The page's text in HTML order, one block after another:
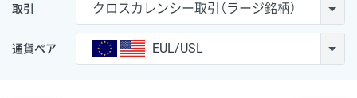
取引 クロスカレンシー取引（ラージ銘柄）
通貨ペア EUL/USL